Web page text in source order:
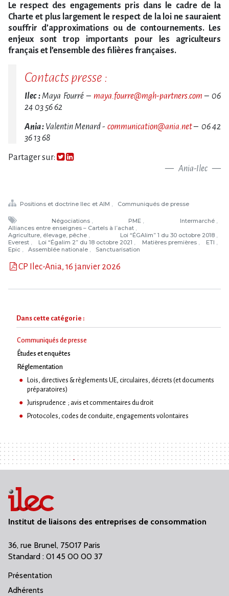
Le respect des engagements pris dans le cadre de la
Charte et plus largement le respect de la loi ne sauraient
souffrir d’approximations ou de contournements. Les
enjeux sont trop importants pour les agriculteurs
français et l’ensemble des filières françaises.
Contacts presse :
Ilec :Maya Fourré – maya.fourre@mgh-partners.com – 06
24 03 56 62
Ania : Valentin Menard - communication@ania.net– 06 42
36 13 68
Partager sur:
Ania-Ilec
Positions et doctrine Ilec et AIM Communiqués de presse
Négociations PME
Intermarché
Alliances entre enseignes – Cartels à l’achat
Agriculture, élevage, pêche
Loi “ÉGAlim” 1 du 30 octobre 2018
Everest
Loi “Égalim 2” du 18 octobre 2021 Matières premières
ETI
Epic
Assemblée nationale Sanctuarisation
CP Ilec-Ania, 16 janvier 2026
Dans cette catégorie :
Communiqués de presse
Études et enquêtes
Réglementation
Lois, directives & règlements UE, circulaires, décrets (et documents
préparatoires)
Jurisprudence ; avis et commentaires du droit
Protocoles, codes de conduite, engagements volontaires
Institut de liaisons des entreprises de consommation
36, rue Brunel, 75017 Paris
Standard : 01 45 00 00 37
Présentation
Adhérents